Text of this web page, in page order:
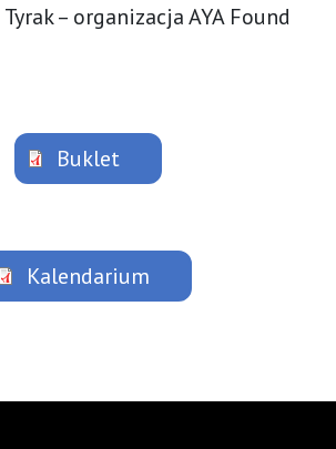
– organizacja AYA Found
Document
Buklet
Kalendarium